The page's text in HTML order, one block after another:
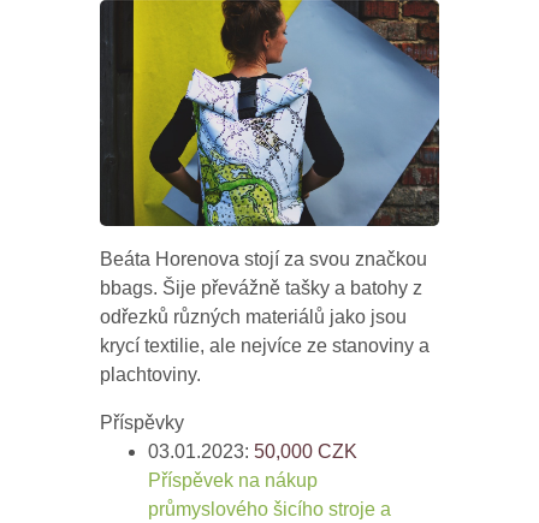
Beáta Horenova stojí za svou značkou
bbags. Šije převážně tašky a batohy z
odřezků různých materiálů jako jsou
krycí textilie, ale nejvíce ze stanoviny a
plachtoviny.
Příspěvky
03.01.2023:50,000CZK
Příspěvek na nákup
průmyslového šicího stroje a